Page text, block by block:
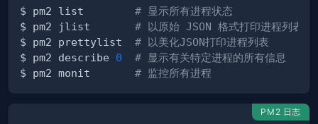
$ pm2 list # 显示所有进程状态
$ pm2 jlist # 以原始 JSON 格式打印进程列表
$ pm2 prettylist # 以美化JSON打印进程列表
$ pm2 describe 0
# 显示有关特定进程的所有信息
$ pm2 monit # 监控所有进程
PM2 日志